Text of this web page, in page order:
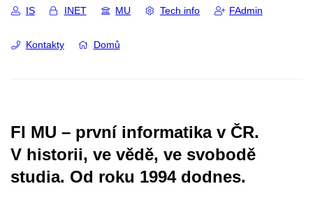
IS INET MU Tech info FAdmin
Kontakty Domů
FI MU – první informatika v ČR.
V historii, ve vědě, ve svobodě
studia. Od roku 1994 dodnes.